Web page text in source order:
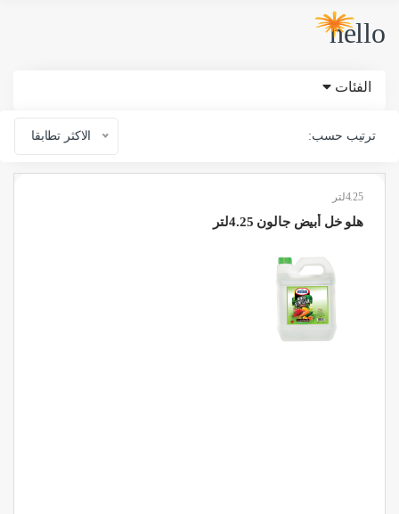
hello
الفئات
ترتيب حسب: الاكثر تطابقا
4.25لتر
هلو خل أبيض جالون 4.25لتر